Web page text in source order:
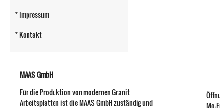
* Impressum
* Kontakt
MAAS GmbH
Für die Produktion von modernen Granit
Arbeitsplatten ist die MAAS GmbH zuständig und
Mo-